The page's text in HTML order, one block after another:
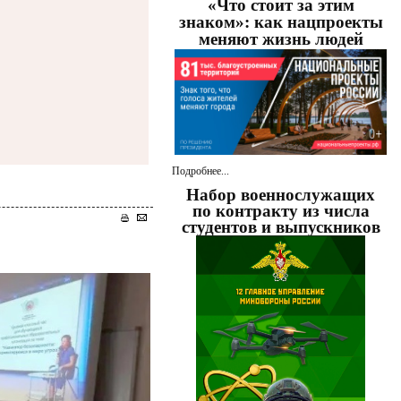
«Что стоит за этим
знаком»: как нацпроекты
меняют жизнь людей
Подробнее...
Набор военнослужащих
по контракту из числа
студентов и выпускников